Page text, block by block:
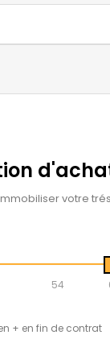
votre
54
+ en fin de contrat